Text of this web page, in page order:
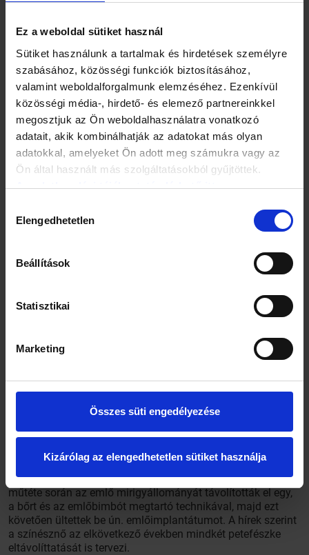
Ez a weboldal sütiket használ
Sütiket használunk a tartalmak és hirdetések személyre
szabásához, közösségi funkciók biztosításához,
valamint weboldalforgalmunk elemzéséhez. Ezenkívül
közösségi média-, hirdető- és elemező partnereinkkel
megosztjuk az Ön weboldalhasználatra vonatkozó
adatait, akik kombinálhatják az adatokat más olyan
adatokkal, amelyeket Ön adott meg számukra vagy az
Ön által használt más szolgáltatásokból gyűjtöttek.
Az adatkezelési tájékoztató elérhető itt.
kiválasztása
Elengedhetetlen
Beállítások
Statisztikai
Marketing
Összes süti engedélyezése
Kizárólag az elengedhetetlen sütiket használja
beavatkozásnak?
Minden beavatkozásnak van egészségügyi kockázata.
Egyetlen tabletta bevétele is tud gondot okozni, nemhogy
egy komoly műtétsorozat! Fontos hangsúlyozni, hogy az
ilyen komoly döntéseket megelőzően egy multidiszciplináris
szakértői csapat (amelynek molekuláris patológus,
életmód-tanácsadó is tagja) véleményét kell meghallgatni,
és a döntést csak az alapos tájékozódást követően szabad
beavatkozások elvégzésének eldöntése a már kialakult, a
fenti génvariánssal terhelt emlődaganatok esetén merül fel.
Okoz-e hormonális változásokat egy ilyen műtét?
Az emlők mirigyállományának eltávolítása nem, de a
petefészkek eltávolításának jelentős hatása van a
Mi történik a műtét során? (A köznyelvben a beavatkozás
meghatározása úgy terjedt el, hogy „levágatta a melleit”–
de nyilván nem erről van szó...)
Ezt a kifejezést az emberek gyakran használják, de elég
rémisztő. Az eltávolítás finomabban hangzik. Angelina Jolie
műtéte során az emlő mirigyállományát távolították el egy,
a bőrt és az emlőbimbót megtartó technikával, majd ezt
követően ültettek be ún. emlőimplantátumot. A hírek szerint
a színésznő az elkövetkező években mindkét petefészke
eltávolíttatását is tervezi.